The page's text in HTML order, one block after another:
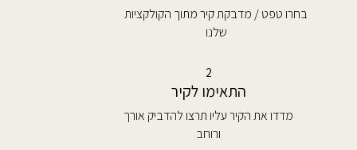
בחרו טפט / מדבקת קיר מתוך הקולקציות
שלנו
2
התאימו לקיר
מדדו את הקיר עליו תרצו להדביק אורך
ורוחב